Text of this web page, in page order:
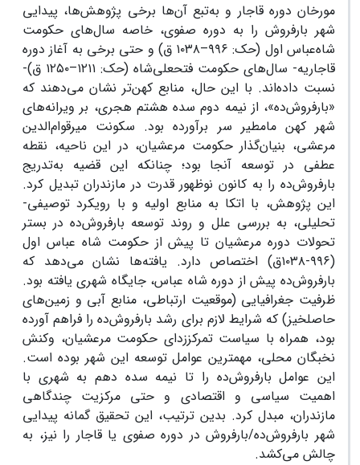
مورخان دوره قاجار و به‌تبع آن‌ها برخی پژوهش‌ها، پیدایی
شهر بارفروش را به دوره صفوی، خاصه سال‌های حکومت
شاه‌عباس اول (حک: ۹۹۶–۱۰۳۸ ق) و حتی برخی به آغاز دوره
قاجاریه- سال‌های حکومت فتحعلی‌شاه (حک: ۱۲۱۱–۱۲۵۰ ق)-
نسبت داده‌اند. با این حال، منابع کهن‌تر نشان می‌دهند که
«بارفروش‌ده»، از نیمه دوم سده هشتم هجری، بر ویرانه‌های
شهر کهن مامطیر سر برآورده بود. سکونت میرقوام‌الدین
مرعشی، بنیان‌گذار حکومت مرعشیان، در این ناحیه، نقطه
عطفی در توسعه آنجا بود؛ چنانکه این قضیه به‌تدریج
بارفروش‌ده را به کانون نوظهور قدرت در مازندران تبدیل کرد.
این پژوهش، با اتکا به منابع اولیه و با رویکرد توصیفی-
تحلیلی، به بررسی علل و روند توسعه بارفروش‌ده در بستر
تحولات دوره مرعشیان تا پیش از حکومت شاه عباس اول
(۹۹۶-۱۰۳۸ق) اختصاص دارد. یافته‌ها نشان می‌دهد که
بارفروش‌ده پیش از دوره شاه عباس، جایگاه شهری یافته بود.
ظرفیت‌ جغرافیایی (موقعیت ارتباطی، منابع آبی و زمین‌های
حاصلخیز) که شرایط لازم برای رشد بارفروش‌ده را فراهم آورده
بود، همراه با سیاست تمرکززدای حکومت مرعشیان، وکنش
نخبگان محلی، مهمترین عوامل توسعه‌ این شهر بوده است.
این عوامل بارفروش‌ده را تا نیمه سده دهم به شهری با
اهمیت سیاسی و اقتصادی و حتی مرکزیت چندگاهی
مازندران، مبدل کرد. بدین ترتیب، این تحقیق گمانه پیدایی
شهر بارفروش‌ده/بارفروش در دوره صفوی یا قاجار را نیز، به
چالش می‌کشد.